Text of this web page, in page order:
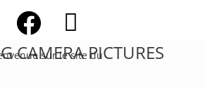
CAMERA PICTURES